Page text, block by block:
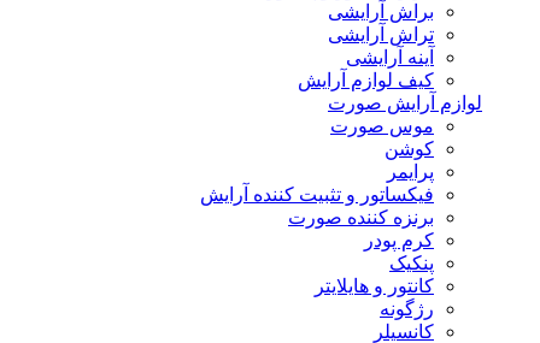
براش آرایشی
تراش آرایشی
آینه آرایشی
کیف لوازم آرایش
لوازم آرایش صورت
موس صورت
کوشن
پرایمر
فیکساتور و تثبیت کننده آرایش
برنزه کننده صورت
کرم پودر
پنکیک
کانتور و هایلایتر
رژگونه
کانسیلر